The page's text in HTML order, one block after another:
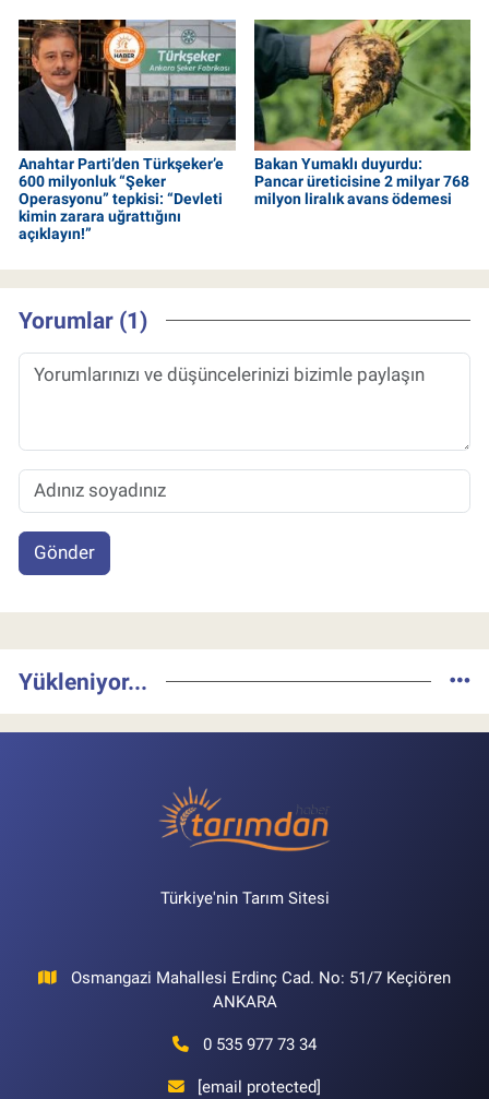
Anahtar Parti’den Türkşeker’e
600 milyonluk “Şeker
Operasyonu” tepkisi: “Devleti
kimin zarara uğrattığını
açıklayın!”
Bakan Yumaklı duyurdu:
Pancar üreticisine 2 milyar 768
milyon liralık avans ödemesi
Yorumlar (1)
Gönder
Yükleniyor...
Türkiye'nin Tarım Sitesi
Osmangazi Mahallesi Erdinç Cad. No: 51/7 Keçiören
ANKARA
0 535 977 73 34
[email protected]